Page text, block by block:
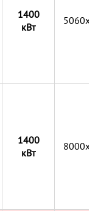
1400
кВт
1400
кВт